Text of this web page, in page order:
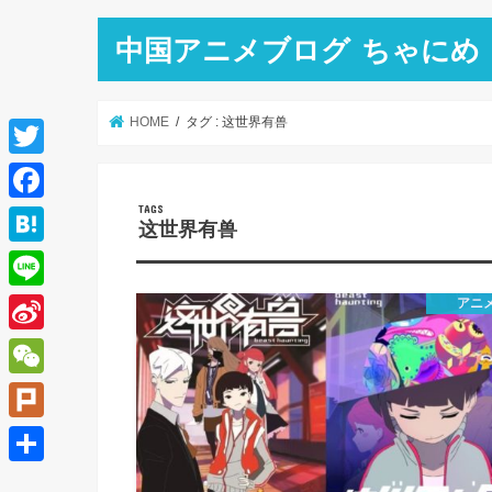
中国アニメブログ ちゃにめ
HOME タグ : 这世界有兽
这世界有兽
アニ
T
w
i
t
e
r
F
a
c
e
b
o
o
k
H
a
t
e
a
L
i
n
e
S
i
n
a
W
e
C
P